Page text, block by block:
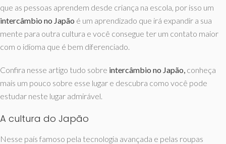
que as pessoas aprendem desde criança na escola, por isso um
intercâmbio no Japão é um aprendizado que irá expandir a sua
mente para outra cultura e você consegue ter um contato maior
com o idioma que é bem diferenciado.
Confira nesse artigo tudo sobre intercâmbio no Japão, conheça
mais um pouco sobre esse lugar e descubra como você pode
estudar neste lugar admirável.
A cultura do Japão
Nesse país famoso pela tecnologia avançada e pelas roupas